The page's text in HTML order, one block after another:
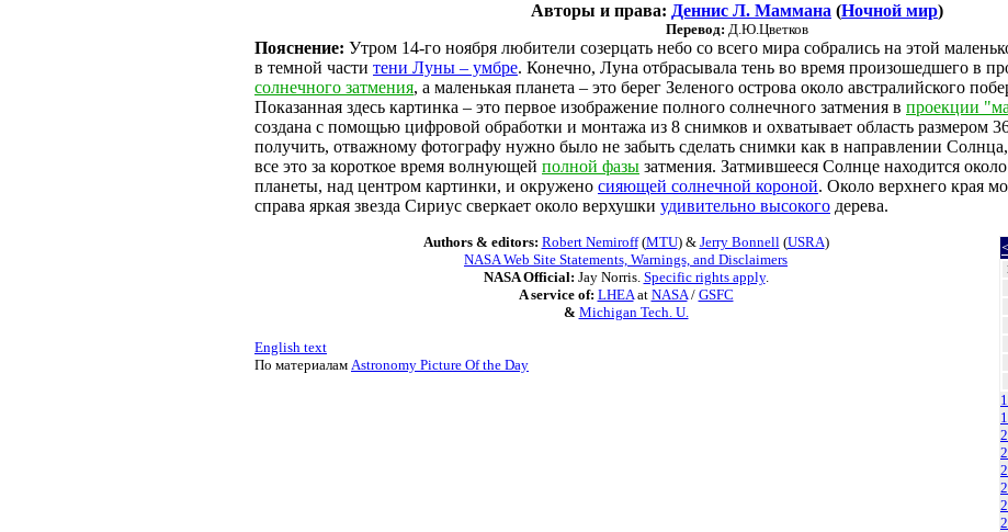
Авторы и права: Деннис Л. Маммана (Ночной мир)
Перевод: Д.Ю.Цветков
Пояснение: Утром 14-го ноября любители созерцать небо со всего мира собрались на этой
в темной части тени Луны – умбре. Конечно, Луна отбрасывала тень во время произошедшего в
солнечного затмения, а маленькая планета – это берег Зеленого острова около австралийского
Показанная здесь картинка – это первое изображение полного солнечного затмения в проекции
создана с помощью цифровой обработки и монтажа из 8 снимков и охватывает область размером
получить, отважному фотографу нужно было не забыть сделать снимки как в направлении
все это за короткое время волнующей полной фазы затмения. Затмившееся Солнце находится
планеты, над центром картинки, и окружено сияющей солнечной короной. Около верхнего края
справа яркая звезда Сириус сверкает около верхушки удивительно высокого дерева.
Authors & editors: Robert Nemiroff(MTU) & Jerry Bonnell(USRA)
NASA Web Site Statements, Warnings, and Disclaimers
NASA Official: Jay Norris. Specific rights apply.
A service of: LHEAat NASA/ GSFC
& Michigan Tech. U.
English text
По материалам Astronomy Picture Of the Day